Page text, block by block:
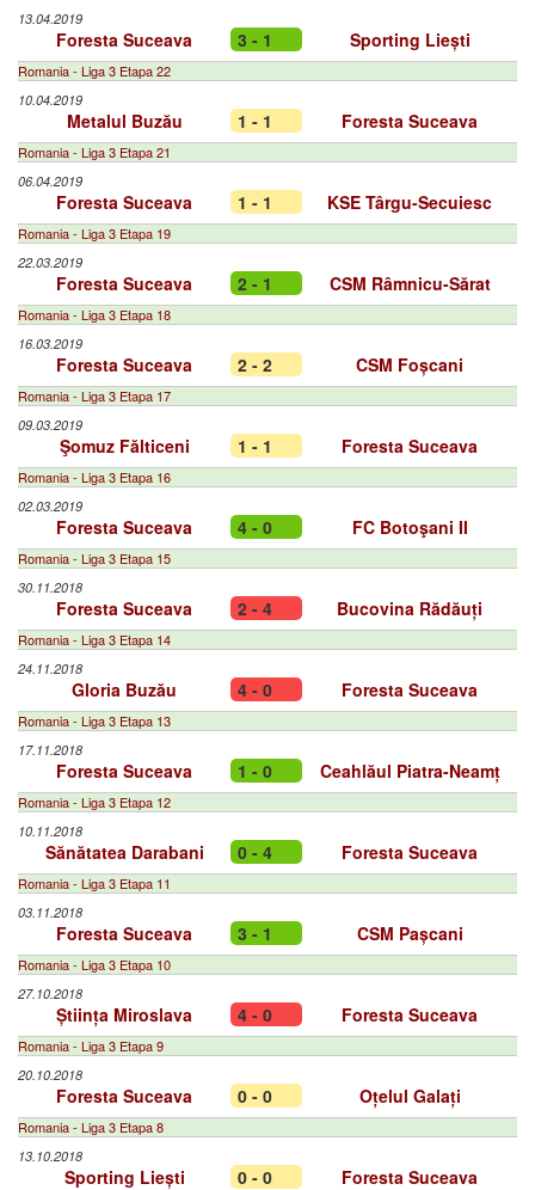
13.04.2019
Foresta Suceava 3 - 1 Sporting Liești
Romania - Liga 3 Etapa 22
10.04.2019
Metalul Buzău 1 - 1 Foresta Suceava
Romania - Liga 3 Etapa 21
06.04.2019
Foresta Suceava 1 - 1 KSE Târgu-Secuiesc
Romania - Liga 3 Etapa 19
22.03.2019
Foresta Suceava 2 - 1 CSM Râmnicu-Sărat
Romania - Liga 3 Etapa 18
16.03.2019
Foresta Suceava 2 - 2 CSM Foșcani
Romania - Liga 3 Etapa 17
09.03.2019
Şomuz Fălticeni 1 - 1 Foresta Suceava
Romania - Liga 3 Etapa 16
02.03.2019
Foresta Suceava 4 - 0 FC Botoşani II
Romania - Liga 3 Etapa 15
30.11.2018
Foresta Suceava 2 - 4 Bucovina Rădăuți
Romania - Liga 3 Etapa 14
24.11.2018
Gloria Buzău 4 - 0 Foresta Suceava
Romania - Liga 3 Etapa 13
17.11.2018
Foresta Suceava 1 - 0 Ceahlăul Piatra-Neamț
Romania - Liga 3 Etapa 12
10.11.2018
Sănătatea Darabani 0 - 4 Foresta Suceava
Romania - Liga 3 Etapa 11
03.11.2018
Foresta Suceava 3 - 1 CSM Pașcani
Romania - Liga 3 Etapa 10
27.10.2018
Știința Miroslava 4 - 0 Foresta Suceava
Romania - Liga 3 Etapa 9
20.10.2018
Foresta Suceava 0 - 0 Oțelul Galați
Romania - Liga 3 Etapa 8
13.10.2018
Sporting Liești 0 - 0 Foresta Suceava